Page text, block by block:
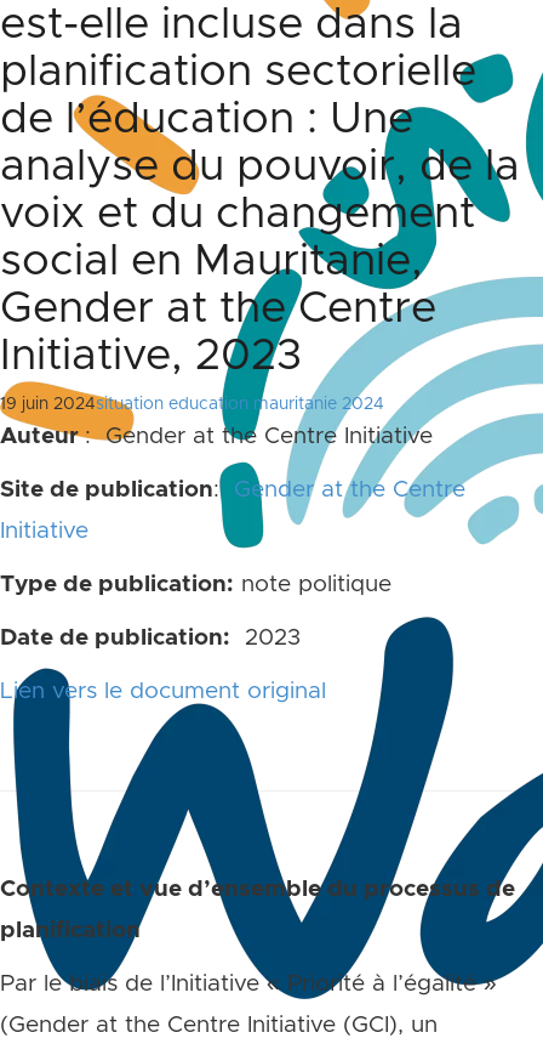
est-elle incluse dans la
planification sectorielle
de l’éducation : Une
analyse du pouvoir, de la
voix et du changement
social en Mauritanie,
Gender at the Centre
Initiative, 2023
19 juin 2024situation education mauritanie 2024
Auteur: Gender at the Centre Initiative
Site de publication: Gender at the Centre
Initiative
Type de publication: note politique
Date de publication: 2023
Lien vers le document original
Contexte et vue d’ensemble du processus de
planification
Par le biais de l’Initiative « Priorité à l’égalité »
(Gender at the Centre Initiative (GCI), un